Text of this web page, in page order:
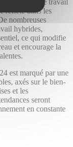
normes de travail
reflète dans les
nombreuses
hybrides,
ce qui modifie
et encourage la
est marqué par une
axés sur le bien-
et les
seront
en constante